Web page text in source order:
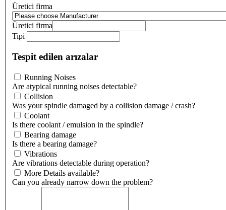
Üretici firma
Üretici firma
Tipi
Tespit edilen arızalar
Running Noises
Are atypical running noises detectable?
Collision
Was your spindle damaged by a collision damage / crash?
Coolant
Is there coolant / emulsion in the spindle?
Bearing damage
Is there a bearing damage?
Vibrations
Are vibrations detectable during operation?
More Details available?
Can you already narrow down the problem?